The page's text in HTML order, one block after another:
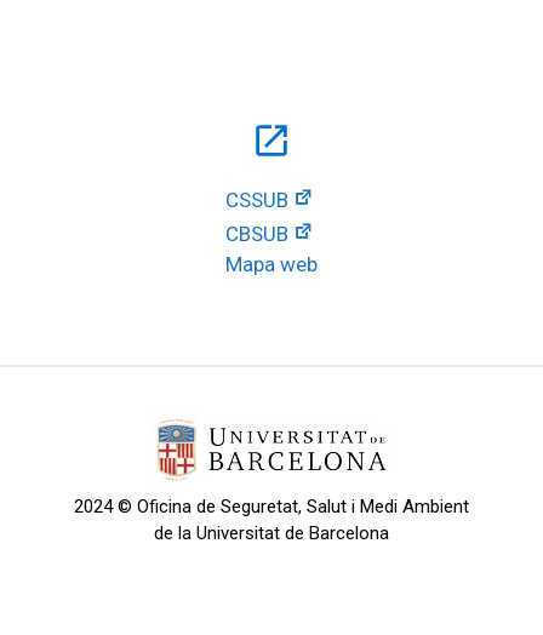
open_in_new
CSSUB
CBSUB
Mapa web
2024 © Oficina de Seguretat, Salut i Medi Ambient
de la Universitat de Barcelona